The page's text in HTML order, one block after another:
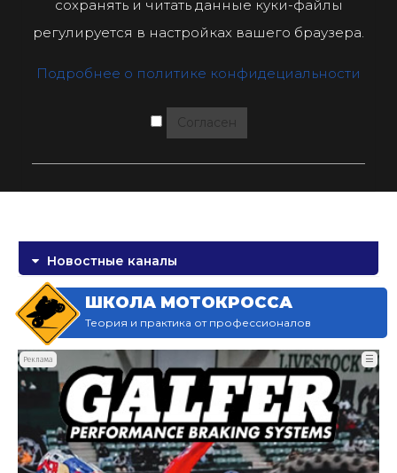
сохранять и читать данные куки-файлы
регулируется в настройках вашего браузера.
Подробнее о политике конфидециальности
Согласен
Новостные каналы
ШКОЛА МОТОКРОССА
Теория и практика от профессионалов
Реклама ☰